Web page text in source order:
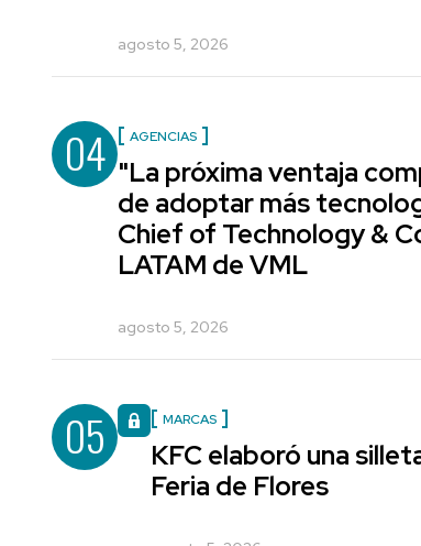
agosto 5, 2026
04 AGENCIAS
"La próxima ventaja
de adoptar más
Chief of Technology &
LATAM de VML
agosto 5, 2026
05 MARCAS
KFC elaboró una
Feria de Flores